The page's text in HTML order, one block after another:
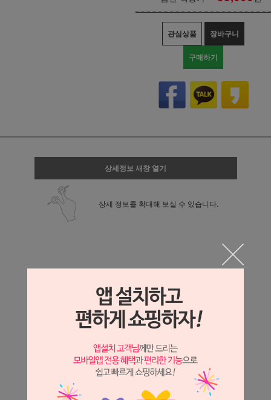
관심상품 장바구니
구매하기
상세정보 새창 열기
상세 정보를 확대해 보실 수 있습니다.